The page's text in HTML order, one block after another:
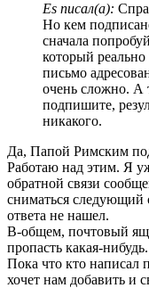
Es писал(а):
Но кем
сначала
который реально
письмо
очень сложно. А
подпишите,
никакого.
Да, Папой Римским
Работаю над этим. Я
обратной связи
сниматься следующий
ответа не нашел.
В-общем, почтовый
пропасть какая-нибудь.
Пока что кто написал
хочет нам добавить и